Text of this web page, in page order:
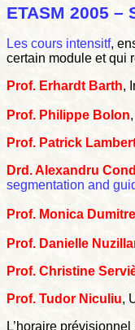
ETASM 2005
Les cours intensitf,
certain module et qui
Prof. Erhardt Barth,
Prof. Philippe Bolon
Prof. Patrick
Drd. Alexandru
segmentation and
Prof. Monica
Prof. Danielle
Prof. Christine
Prof. Tudor Niculiu,
L’horaire prévisionnel